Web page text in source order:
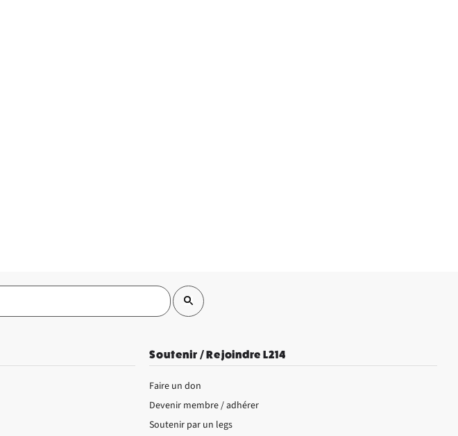
Soutenir / Rejoindre L214
Faire un don
Devenir membre / adhérer
Soutenir par un legs